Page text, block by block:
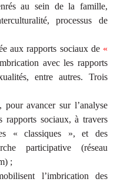
au sein de la famille,
processus de
aux rapports sociaux de «
avec les rapports
entre autres. Trois
avancer sur l’analyse
rapports sociaux, à travers
« classiques », et des
participative (réseau
;
l’imbrication des